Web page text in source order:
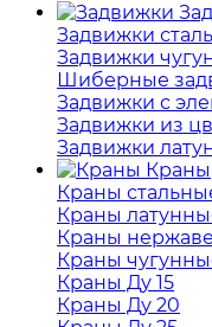
Задвижки
Задвижки
Шиберные
Задвижки с
Задвижки из
Задвижки
Краны
Краны
Краны
Краны
Краны
Краны Ду 15
Краны Ду 20